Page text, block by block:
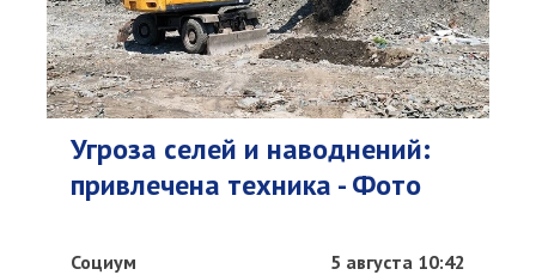
Угроза селей и наводнений:
привлечена техника - Фото
Социум 5 августа 10:42